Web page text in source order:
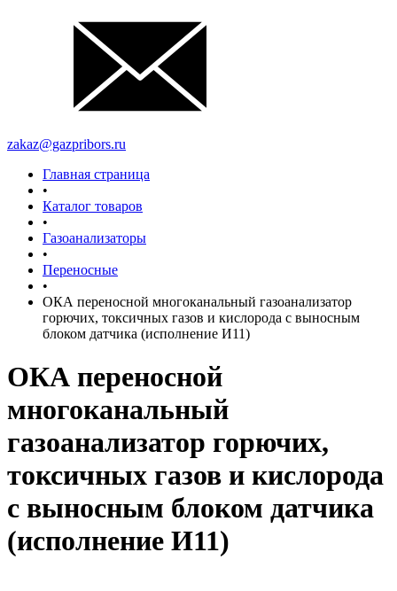
zakaz@gazpribors.ru
Главная страница
•
Каталог товаров
•
Газоанализаторы
•
Переносные
•
ОКА переносной многоканальный газоанализатор
горючих, токсичных газов и кислорода с выносным
блоком датчика (исполнение И11)
ОКА переносной
многоканальный
газоанализатор горючих,
токсичных газов и кислорода
с выносным блоком датчика
(исполнение И11)